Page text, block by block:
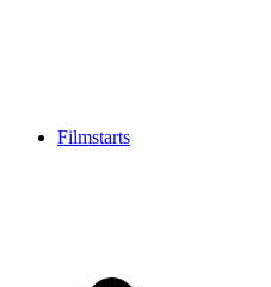
Filmstarts